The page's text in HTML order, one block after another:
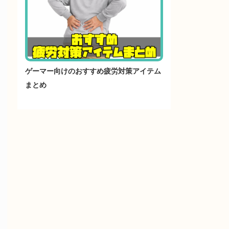
ゲーマー向けのおすすめ疲労対策アイテム
まとめ